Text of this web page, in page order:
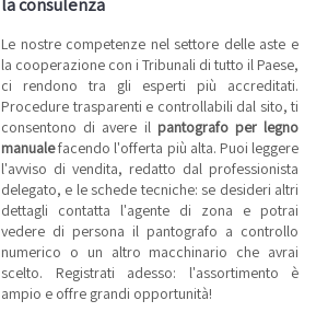
Le nostre competenze nel settore delle aste e
la cooperazione con i Tribunali di tutto il Paese,
ci rendono tra gli esperti più accreditati.
Procedure trasparenti e controllabili dal sito, ti
consentono di avere il pantografo per legno
manualefacendo l'offerta più alta. Puoi leggere
l'avviso di vendita, redatto dal professionista
delegato, e le schede tecniche: se desideri altri
dettagli contatta l'agente di zona e potrai
vedere di persona il pantografo a controllo
numerico o un altro macchinario che avrai
scelto. Registrati adesso: l'assortimento è
ampio e offre grandi opportunità!